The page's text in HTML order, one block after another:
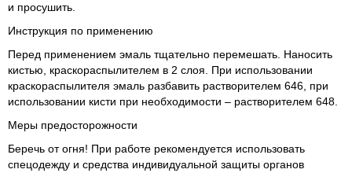
и просушить.
Инструкция по применению
Перед применением эмаль тщательно перемешать. Наносить
кистью, краскораспылителем в 2 слоя. При использовании
краскораспылителя эмаль разбавить растворителем 646, при
использовании кисти при необходимости – растворителем 648.
Меры предосторожности
Беречь от огня! При работе рекомендуется использовать
спецодежду и средства индивидуальной защиты органов